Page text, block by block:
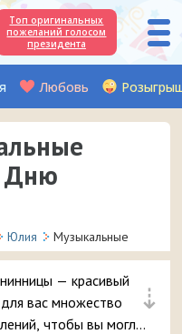
Топ оригинальных
пожеланий голосом
президента
Любовь
Дню
Юлия Музыкальные
⇣
— красивый
вас множество
чтобы вы могли